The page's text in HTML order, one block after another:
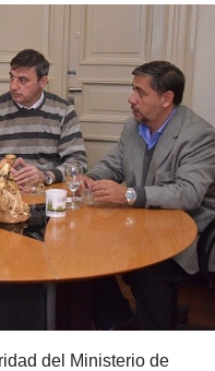
del Ministerio de